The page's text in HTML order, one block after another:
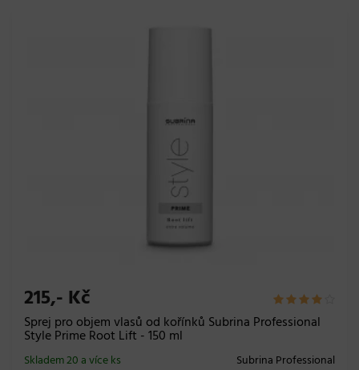
215,- Kč
Sprej pro objem vlasů od kořínků Subrina Professional
Style Prime Root Lift - 150 ml
Subrina Professional
Skladem 20 a více ks